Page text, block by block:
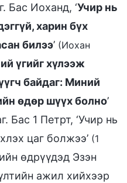
Бас Иоханд, ‘Учир нь
харин бүх
билээ’ (Иохан
үгийг хүлээж
байдаг: Миний
өдөр шүүх болно’
Бас 1 Петрт, ‘Учир нь
цаг болжээ’ (1
өдрүүдэд Эзэн
ажил хийхээр